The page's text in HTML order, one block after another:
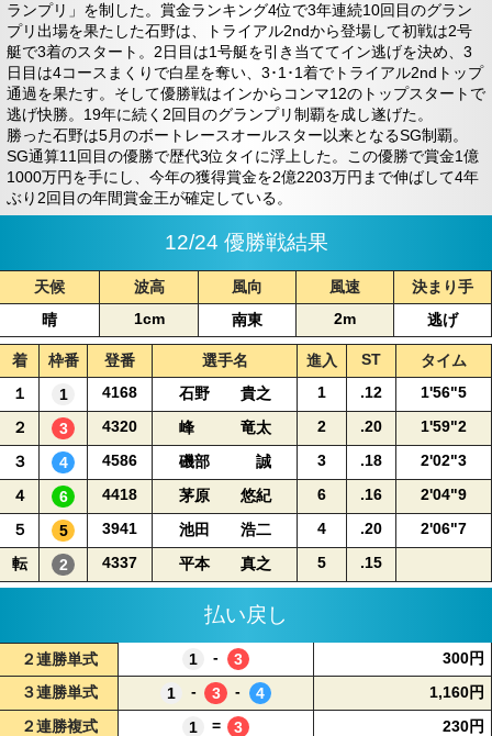
ランプリ」を制した。賞金ランキング4位で3年連続10回目のグラン
プリ出場を果たした石野は、トライアル2ndから登場して初戦は2号
艇で3着のスタート。2日目は1号艇を引き当ててイン逃げを決め、3
日目は4コースまくりで白星を奪い、3･1･1着でトライアル2ndトップ
通過を果たす。そして優勝戦はインからコンマ12のトップスタートで
逃げ快勝。19年に続く2回目のグランプリ制覇を成し遂げた。
勝った石野は5月のボートレースオールスター以来となるSG制覇。
SG通算11回目の優勝で歴代3位タイに浮上した。この優勝で賞金1億
1000万円を手にし、今年の獲得賞金を2億2203万円まで伸ばして4年
ぶり2回目の年間賞金王が確定している。
12/24 優勝戦結果
天候 波高 風向 風速
決まり手
晴
1cm 南東 2m 逃げ
着 枠番 登番 選手名 進入 ST
タイム
１
4168 石野 貴之 1 .12
1'56"5
２
4320 峰 竜太 2 .20
1'59"2
３
4586 磯部 誠 3 .18
2'02"3
４
4418 茅原 悠紀 6 .16
2'04"9
５
3941 池田 浩二 4 .20
2'06"7
転
4337 平本 真之 5 .15
払い戻し
-
300円
-
-
1,160円
=
230円